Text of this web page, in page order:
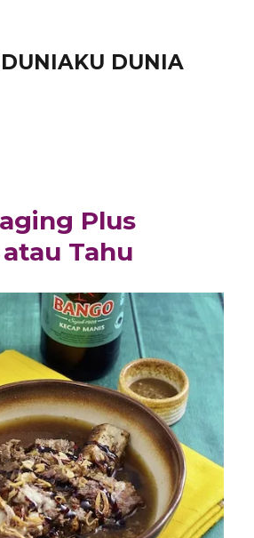
DUNIA
Plus
Tahu